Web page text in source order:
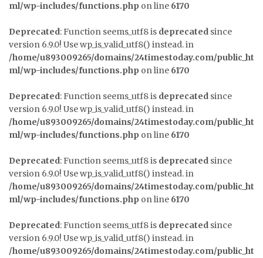
ml/wp-includes/functions.php on line 6170
Deprecated: Function seems_utf8 is deprecated since
version 6.9.0! Use wp_is_valid_utf8() instead. in
/home/u893009265/domains/24timestoday.com/public_ht
ml/wp-includes/functions.php on line 6170
Deprecated: Function seems_utf8 is deprecated since
version 6.9.0! Use wp_is_valid_utf8() instead. in
/home/u893009265/domains/24timestoday.com/public_ht
ml/wp-includes/functions.php on line 6170
Deprecated: Function seems_utf8 is deprecated since
version 6.9.0! Use wp_is_valid_utf8() instead. in
/home/u893009265/domains/24timestoday.com/public_ht
ml/wp-includes/functions.php on line 6170
Deprecated: Function seems_utf8 is deprecated since
version 6.9.0! Use wp_is_valid_utf8() instead. in
/home/u893009265/domains/24timestoday.com/public_ht